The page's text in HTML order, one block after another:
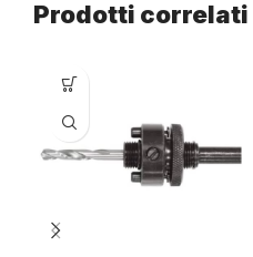
Prodotti correlati